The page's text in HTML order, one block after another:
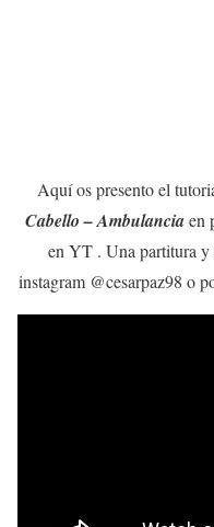
Aquí os presento el
Cabello – Ambulanciaen
en YT . Una partitura
instagram @cesarpaz98 o